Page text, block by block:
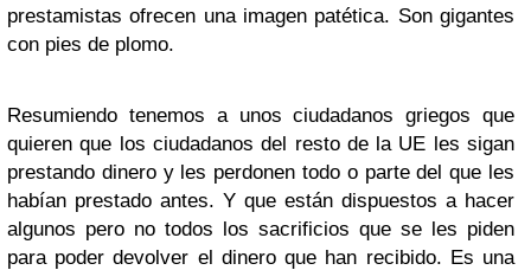
prestamistas ofrecen una imagen patética. Son gigantes
con pies de plomo.
Resumiendo tenemos a unos ciudadanos griegos que
quieren que los ciudadanos del resto de la UE les sigan
prestando dinero y les perdonen todo o parte del que les
habían prestado antes. Y que están dispuestos a hacer
algunos pero no todos los sacrificios que se les piden
para poder devolver el dinero que han recibido. Es una